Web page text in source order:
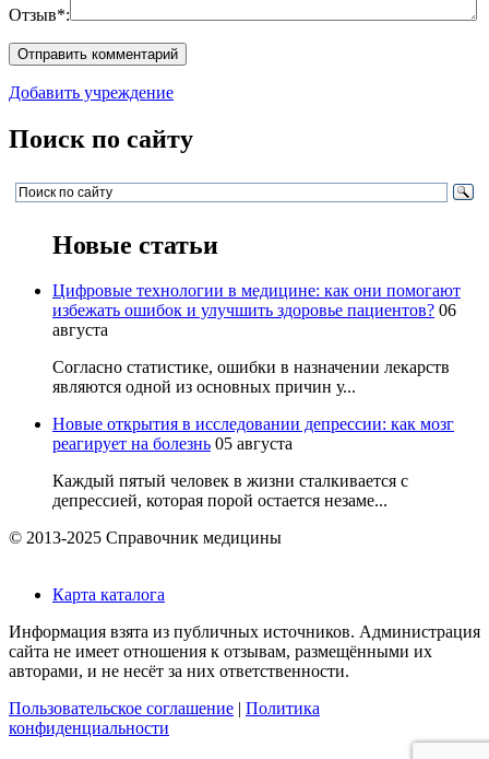
Отзыв*:
Добавить учреждение
Поиск по сайту
Новые статьи
Цифровые технологии в медицине: как они помогают
избежать ошибок и улучшить здоровье пациентов? 06
августа
Согласно статистике, ошибки в назначении лекарств
являются одной из основных причин у...
Новые открытия в исследовании депрессии: как мозг
реагирует на болезнь 05 августа
Каждый пятый человек в жизни сталкивается с
депрессией, которая порой остается незаме...
© 2013-2025 Справочник медицины
Карта каталога
Информация взята из публичных источников. Администрация
сайта не имеет отношения к отзывам, размещёнными их
авторами, и не несёт за них ответственности.
Пользовательское соглашение
Политика
конфиденциальности